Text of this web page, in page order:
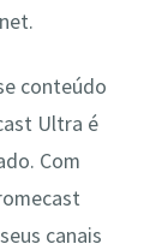
conteúdo
Ultra é
Com
canais